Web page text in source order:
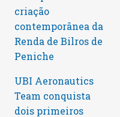
criação
contemporânea da
Renda de Bilros de
Peniche
UBI Aeronautics
Team conquista
dois primeiros